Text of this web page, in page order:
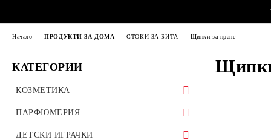
КАТЕГОРИИ
КОЗМЕТИКА
КОЗМЕТИКА ЗА ЖЕНИ
КОЗМЕТИКА ЗА БРЕМЕННИ
КОЗМЕТИКА ЗА МЪЖЕ
ПАРФЮМЕРИЯ
МАРКОВИ ПАРФЮМИ
ДЕТСКИ ИГРАЧКИ
Начало ПРОДУКТИ ЗА ДОМА СТОКИ ЗА БИТА Щипки за пране